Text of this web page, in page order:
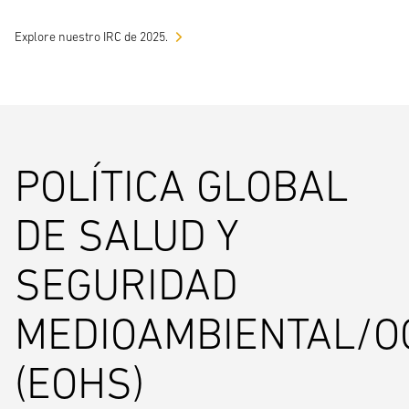
Explore nuestro IRC de 2025.
POLÍTICA GLOBAL
DE SALUD Y
SEGURIDAD
MEDIOAMBIENTAL/
(EOHS)